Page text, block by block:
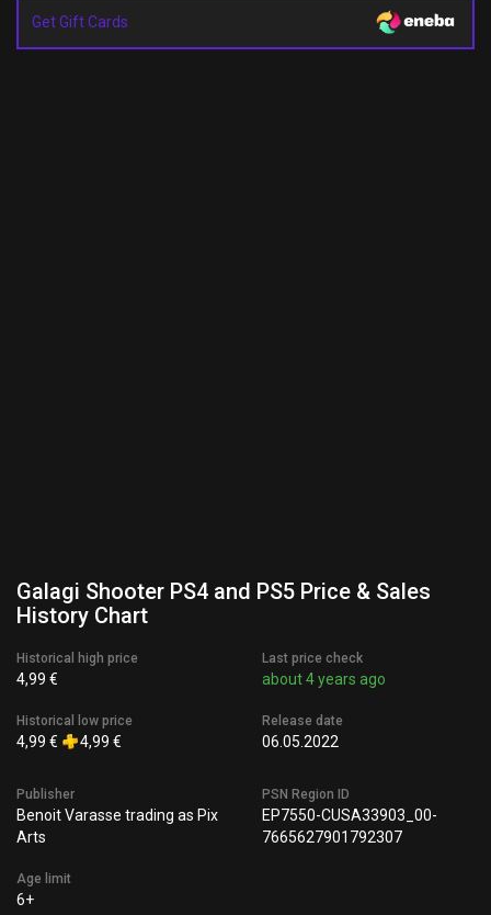
Get Gift Cards
Galagi Shooter PS4 and PS5 Price & Sales
History Chart
Historical high price
4,99 €
Historical low price
4,99 € 4,99 €
Last price check
about 4 years ago
Release date
06.05.2022
Publisher
Benoit Varasse trading as Pix
Arts
Age limit
6+
PSN Region ID
EP7550-CUSA33903_00-
7665627901792307